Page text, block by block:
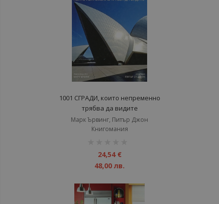
1001 СГРАДИ, които непременно
трябва да видите
Марк Ървинг, Питър Джон
Книгомания
24,54 €
48,00 лв.